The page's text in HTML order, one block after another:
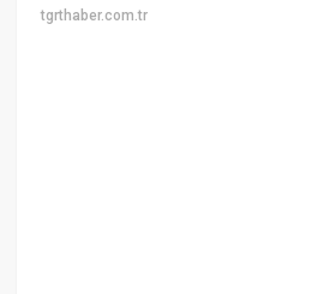
tgrthaber.com.tr